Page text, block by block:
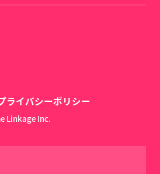
ライバシーポリシー
Linkage Inc.